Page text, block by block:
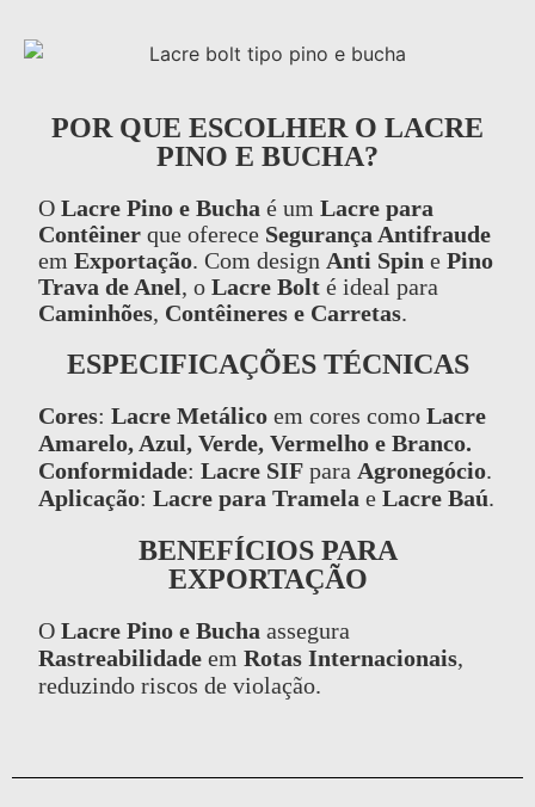
POR QUE ESCOLHER O LACRE
PINO E BUCHA?
O Lacre Pino e Bucha é um Lacre para
Contêiner que oferece Segurança Antifraude
em Exportação. Com design Anti Spin e Pino
Trava de Anel, o Lacre Bolt é ideal para
Caminhões, Contêineres e Carretas.
ESPECIFICAÇÕES TÉCNICAS
Cores: Lacre Metálico em cores como Lacre
Amarelo, Azul, Verde, Vermelho e Branco.
Conformidade: Lacre SIF para Agronegócio.
Aplicação: Lacre para Tramela e Lacre Baú.
BENEFÍCIOS PARA
EXPORTAÇÃO
O Lacre Pino e Bucha assegura
Rastreabilidade em Rotas Internacionais,
reduzindo riscos de violação.